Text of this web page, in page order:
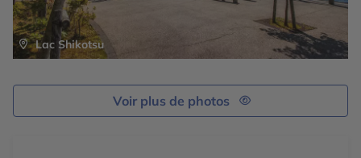
Lac Shikotsu
Voir plus de photos